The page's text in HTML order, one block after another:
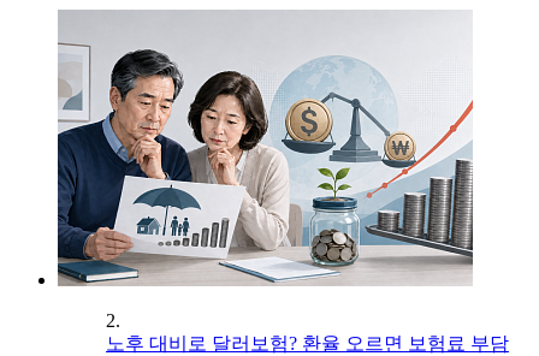
2.
노후 대비로 달러보험? 환율 오르면 보험료 부담